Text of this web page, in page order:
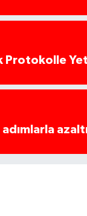
Protokolle
adımlarla